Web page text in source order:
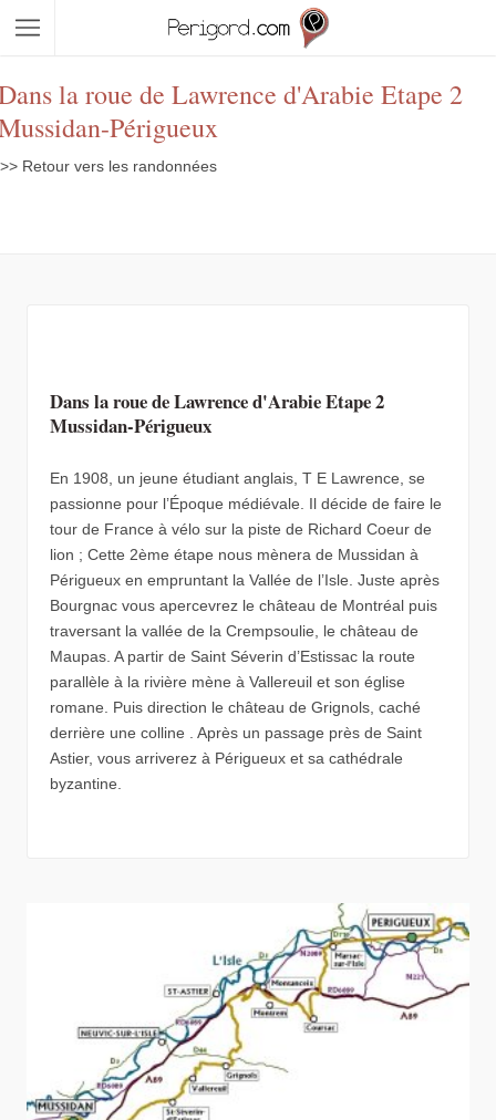
la roue de Lawrence d'Arabie Etape 2
Périgueux
>> Retour vers les randonnées
Dans la roue de Lawrence d'Arabie Etape 2
Mussidan-Périgueux
En 1908, un jeune étudiant anglais, T E Lawrence, se
passionne pour l’Époque médiévale. Il décide de faire le
tour de France à vélo sur la piste de Richard Coeur de
lion ; Cette 2ème étape nous mènera de Mussidan à
Périgueux en empruntant la Vallée de l’Isle. Juste après
Bourgnac vous apercevrez le château de Montréal puis
traversant la vallée de la Crempsoulie, le château de
Maupas. A partir de Saint Séverin d’Estissac la route
parallèle à la rivière mène à Vallereuil et son église
romane. Puis direction le château de Grignols, caché
derrière une colline . Après un passage près de Saint
Astier, vous arriverez à Périgueux et sa cathédrale
byzantine.